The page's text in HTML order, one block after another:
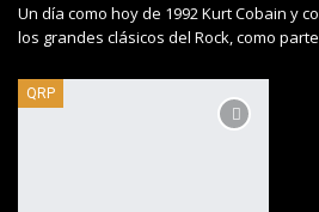
Un día como hoy de 1992 Kurt Cobain y
los grandes clásicos del Rock, como
QRP